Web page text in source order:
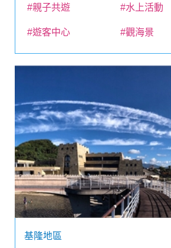
#親子共遊 #水上活動
#遊客中心 #觀海景
基隆地區